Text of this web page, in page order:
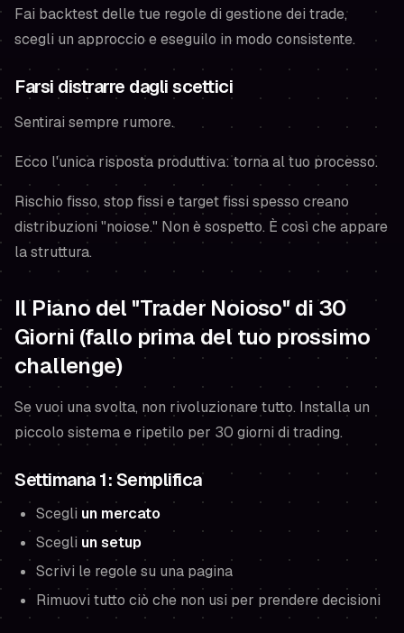
Fai backtest delle tue regole di gestione dei trade,
scegli un approccio e eseguilo in modo consistente.
Farsi distrarre dagli scettici
Sentirai sempre rumore.
Ecco l'unica risposta produttiva: torna al tuo processo.
Rischio fisso, stop fissi e target fissi spesso creano
distribuzioni "noiose." Non è sospetto. È così che appare
la struttura.
Il Piano del "Trader Noioso" di 30
Giorni (fallo prima del tuo prossimo
challenge)
Se vuoi una svolta, non rivoluzionare tutto. Installa un
piccolo sistema e ripetilo per 30 giorni di trading.
Settimana 1: Semplifica
Scegli un mercato
Scegli un setup
Scrivi le regole su una pagina
Rimuovi tutto ciò che non usi per prendere decisioni